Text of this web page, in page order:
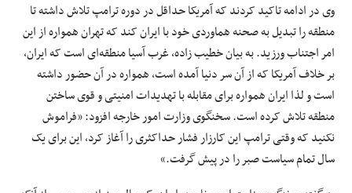
وی در ادامه تاکید کردند که آمریکا حداقل در دوره ترامپ تلاش داشته تا
منطقه را تبدیل به صحنه هماوردی خود با ایران کند که تهران همواره از این
امر اجتناب ورزید. به بیان خطیب زاده، غرب آسیا منطقه‌ای است که ایران،
بر خلاف آمریکا که از آن سر دنیا آمده است، همواره در آن حضور داشته
است و لذا ایران همواره برای مقابله با تهدیدات امنیتی و قوی ساختن
منطقه تلاش کرده است. سخنگوی وزارت امور خارجه افزود: «فراموش
نکنید که وقتی ترامپ این کارزار فشار حداکثری را آغاز کرد، این برای یک
سال تمام سیاست صبر را در پیش گرفت.»